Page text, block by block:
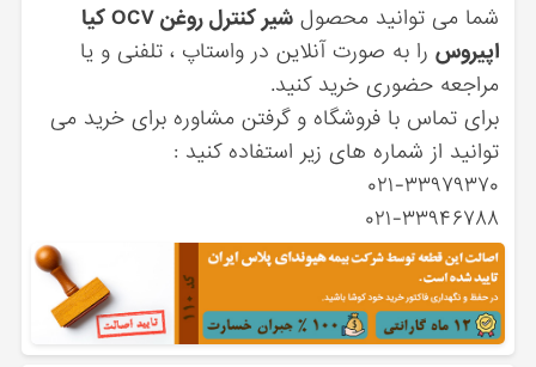
شما می توانید محصول
شیر کنترل روغن OCV کیا
اپیروس را به صورت آنلاین در واستاپ ، تلفنی و یا
مراجعه حضوری خرید کنید.
برای تماس با فروشگاه و گرفتن مشاوره برای خرید می
توانید از شماره های زیر استفاده کنید :
۰۲۱-۳۳۹۷۹۳۷۰
۰۲۱-۳۳۹۴۶۷۸۸